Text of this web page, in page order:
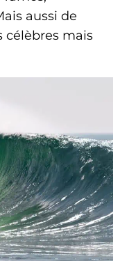
aussi de
célèbres mais